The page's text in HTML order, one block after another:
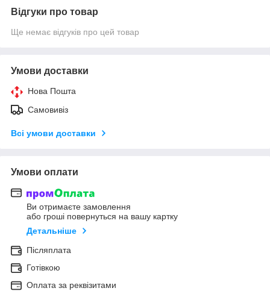
Відгуки про товар
Ще немає відгуків про цей товар
Умови доставки
Нова Пошта
Самовивіз
Всі умови доставки
Умови оплати
Ви отримаєте замовлення
або гроші повернуться на вашу картку
Детальніше
Післяплата
Готівкою
Оплата за реквізитами